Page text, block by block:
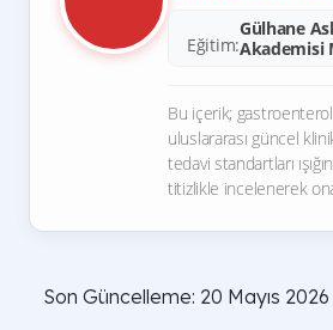
Eğitim:
Gülhane
Akademisi
Bu içerik;
uluslararası güncel
tedavi standartları
titizlikle incelenerek
Son Güncelleme: 20 Mayıs 2026